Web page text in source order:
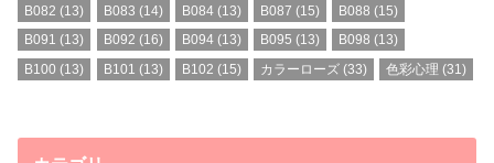
B082 (13) B083 (14) B084(13) B087 (15) B088 (15)
B091 (13) B092 (16) B094(13) B095 (13) B098 (13)
B100 (13) B101 (13) B102 (15) カラーローズ (33) 色彩心理 (31)